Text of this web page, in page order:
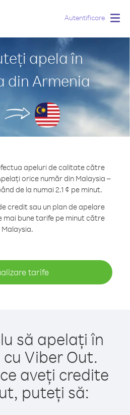
Autentificare
apela în
din Armenia
apeluri de calitate către
orice număr din Malaysia –
de la numai 2.1 ¢ pe minut.
credit sau un plan de apelare
mai bune tarife pe minut către
Malaysia.
tarife
să apelați în
Viber Out.
aveți credite
puteți să: